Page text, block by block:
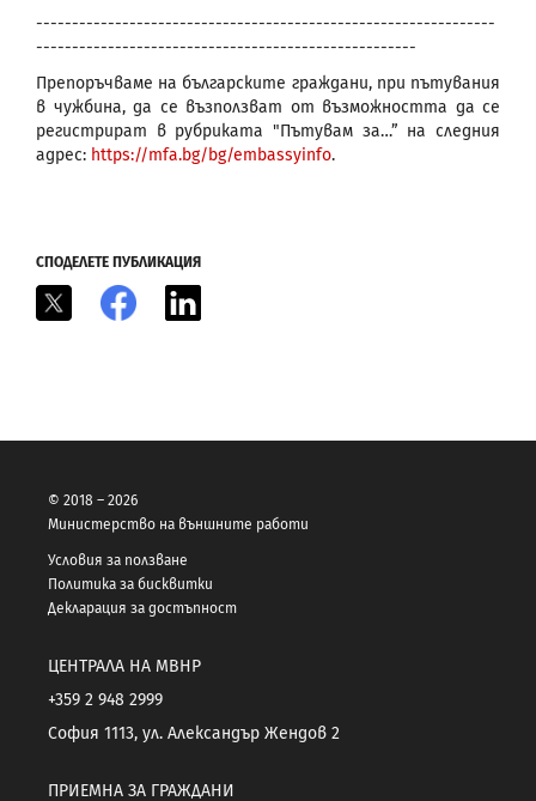
----------------------------------------------------------------
-----------------------------------------------------
Препоръчваме на българските граждани, при пътувания
в чужбина, да се възползват от възможността да се
регистрират в рубриката "Пътувам за…” на следния
адрес: https://mfa.bg/bg/embassyinfo.
СПОДЕЛЕТЕ ПУБЛИКАЦИЯ
Facebook
© 2018 – 2026
Министерство на външните работи
Условия за ползване
Политика за бисквитки
Декларация за достъпност
ЦЕНТРАЛА НА МВНР
+359 2 948 2999
София 1113, ул. Александър Жендов 2
ПРИЕМНА ЗА ГРАЖДАНИ